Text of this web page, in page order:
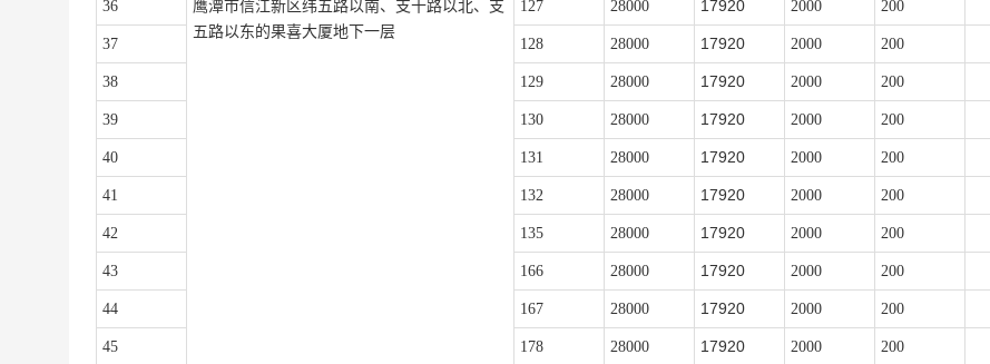
36
鹰潭市信江新区纬五路以南、支十路以北、支
五路以东的果喜大厦地下一层
127 28000 17920 2000 200
37 128 28000 17920 2000 200
38 129 28000 17920 2000 200
39 130 28000 17920 2000 200
40 131 28000 17920 2000 200
41 132 28000 17920 2000 200
42 135 28000 17920 2000 200
43 166 28000 17920 2000 200
44 167 28000 17920 2000 200
45 178 28000 17920 2000 200